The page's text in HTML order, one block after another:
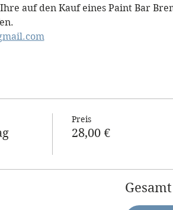
auf den Kauf eines Paint Bar
Preis
28,00 €
Gesamt